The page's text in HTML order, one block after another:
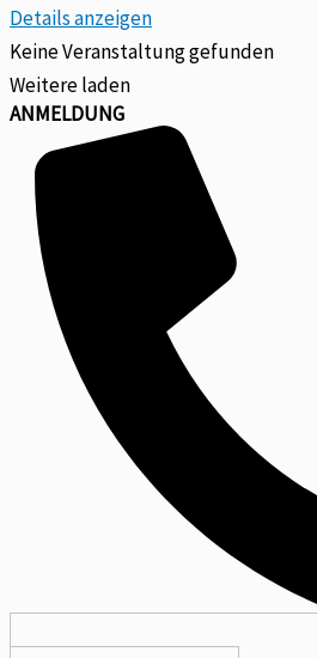
Details anzeigen
Keine Veranstaltung gefunden
Weitere laden
ANMELDUNG